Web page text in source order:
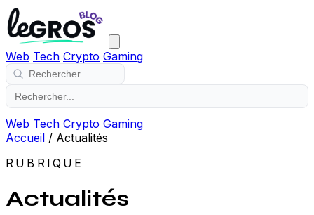
Web Tech Crypto Gaming
Web Tech Crypto Gaming
Accueil / Actualités
RUBRIQUE
Actualités